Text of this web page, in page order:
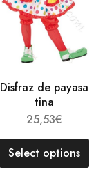
Disfraz de payasa
tina
25,53€
Select options